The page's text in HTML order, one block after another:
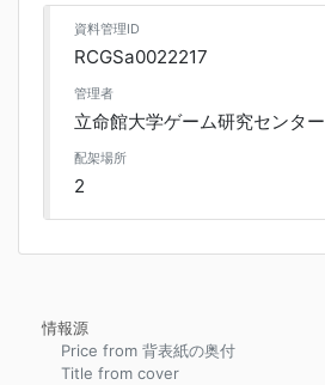
資料管理ID
RCGSa0022217
管理者
立命館大学ゲーム研究センター
配架場所
2
情報源
Price from 背表紙の奥付
Title from cover